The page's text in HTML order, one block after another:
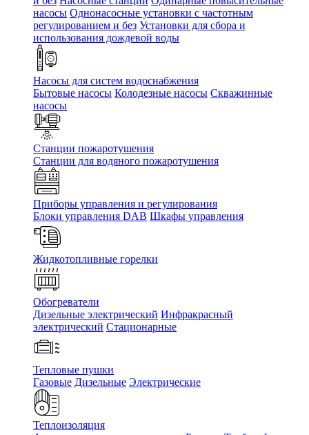
насосы Однонасосные установки с частотным
регулированием и без Установки для сбора и
использования дождевой воды
Насосы для систем водоснабжения
Бытовые насосы Колодезные насосы Скважинные
насосы
Станции пожаротушения
Станции для водяного пожаротушения
Приборы управления и регулирования
Блоки управления DAB Шкафы управления
Жидкотопливные горелки
Обогреватели
Дизельные электрический Инфракрасный
электрический Стационарные
Тепловые пушки
Газовые Дизельные Электрические
Теплоизоляция